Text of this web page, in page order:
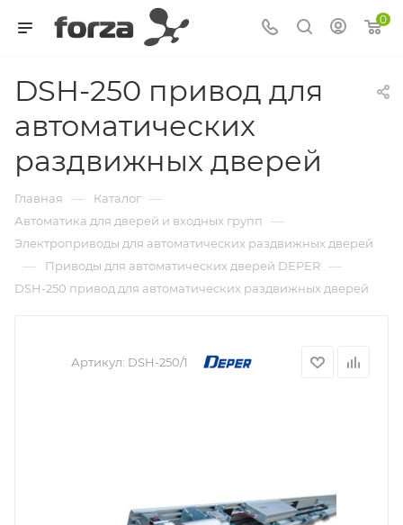
0
DSH-250 привод для
автоматических
раздвижных дверей
Главная — Каталог —
Автоматика для дверей и входных групп —
Электроприводы для автоматических раздвижных дверей
— Приводы для автоматических дверей DEPER —
DSH-250 привод для автоматических раздвижных дверей
Артикул: DSH-250/1